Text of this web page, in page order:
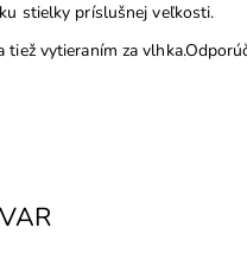
stielky príslušnej veľkosti.
vytieraním za